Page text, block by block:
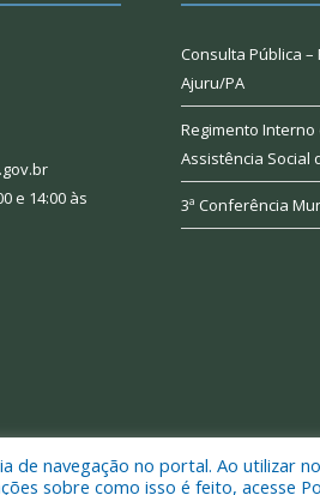
e 14:00 às
Consulta Pública –
Ajuru/PA
Regimento Interno
Assistência Social
3ª Conferência
Municipal de Limoeiro do Ajuru.
de navegação no portal. Ao utilizar
sobre como isso é feito, acesse